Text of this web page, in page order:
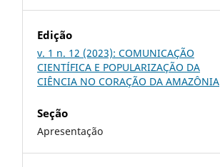
Edição
v. 1 n. 12 (2023): COMUNICAÇÃO
CIENTÍFICA E POPULARIZAÇÃO DA
CIÊNCIA NO CORAÇÃO DA AMAZÔNIA
Seção
Apresentação